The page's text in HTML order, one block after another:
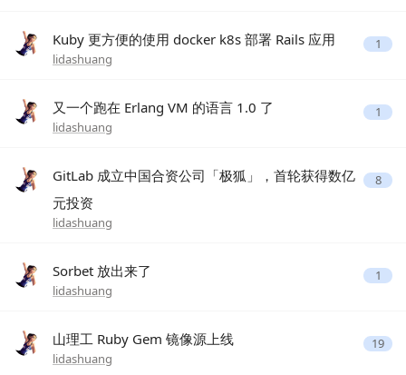
Kuby 更方便的使用 docker k8s 部署 Rails 应用
lidashuang
1
又一个跑在 Erlang VM 的语言 1.0 了
lidashuang
1
GitLab 成立中国合资公司「极狐」，首轮获得数亿
元投资
lidashuang
8
Sorbet 放出来了
lidashuang
1
山理工 Ruby Gem 镜像源上线
lidashuang
19